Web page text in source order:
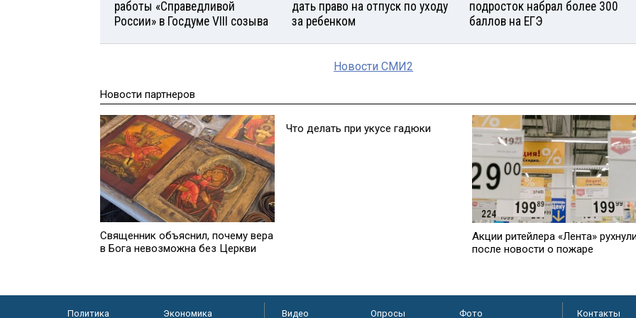
работы «Справедливой
России» в Госдуме VIII созыва
дать право на отпуск по уходу
за ребенком
подросток набрал более 300
баллов на ЕГЭ
Новости СМИ2
Новости партнеров
Священник объяснил, почему вера
в Бога невозможна без Церкви
Акции ритейлера «Лента»
после новости о пожаре
Политика Экономика Видео Опросы Фото Контакты